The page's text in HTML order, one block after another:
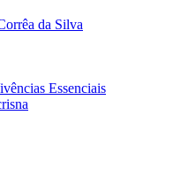
da Silva
Essenciais